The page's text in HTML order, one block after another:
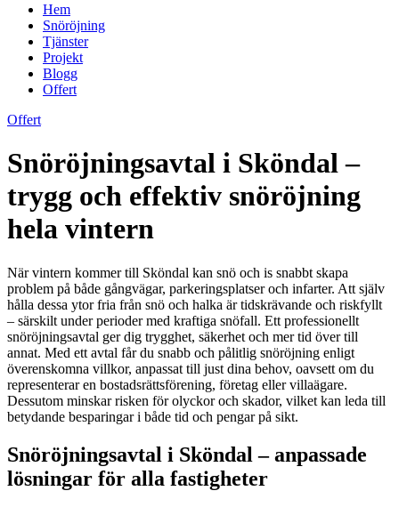
Hem
Snöröjning
Tjänster
Projekt
Blogg
Offert
Offert
Snöröjningsavtal i Sköndal –
trygg och effektiv snöröjning
hela vintern
När vintern kommer till Sköndal kan snö och is snabbt skapa
problem på både gångvägar, parkeringsplatser och infarter. Att själv
hålla dessa ytor fria från snö och halka är tidskrävande och riskfyllt
– särskilt under perioder med kraftiga snöfall. Ett professionellt
snöröjningsavtal ger dig trygghet, säkerhet och mer tid över till
annat. Med ett avtal får du snabb och pålitlig snöröjning enligt
överenskomna villkor, anpassat till just dina behov, oavsett om du
representerar en bostadsrättsförening, företag eller villaägare.
Dessutom minskar risken för olyckor och skador, vilket kan leda till
betydande besparingar i både tid och pengar på sikt.
Snöröjningsavtal i Sköndal – anpassade
lösningar för alla fastigheter